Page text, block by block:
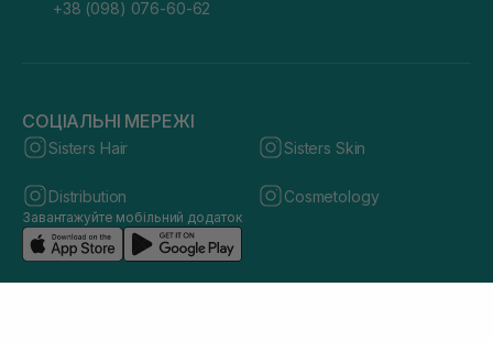
+38 (098) 076-60-62
СОЦІАЛЬНІ МЕРЕЖІ
Sisters Hair Sisters Skin
Distribution Cosmetology
Завантажуйте мобільний додаток